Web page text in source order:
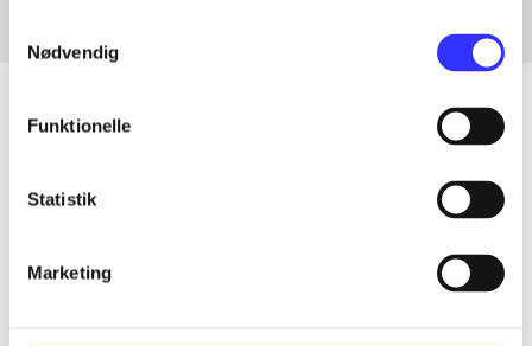
Nødvendig
Funktionelle
Statistik
Marketing
Alle registrerede artikler fordelt på udgivelser
...